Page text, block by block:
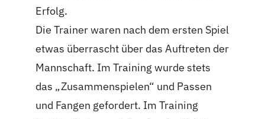
Erfolg.
Die Trainer waren nach dem ersten Spiel
etwas überrascht über das Auftreten der
Mannschaft. Im Training wurde stets
das „Zusammenspielen“ und Passen
und Fangen gefordert. Im Training